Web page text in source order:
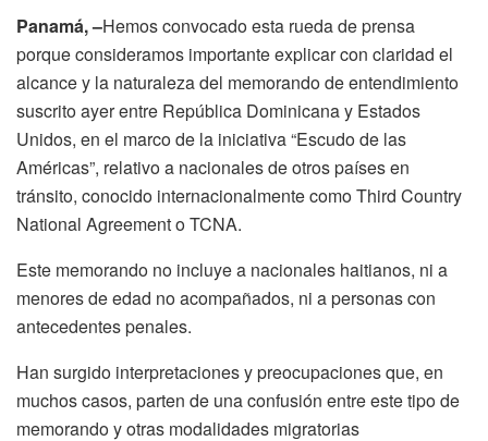
Panamá, –Hemos convocado esta rueda de prensa
porque consideramos importante explicar con claridad el
alcance y la naturaleza del memorando de entendimiento
suscrito ayer entre República Dominicana y Estados
Unidos, en el marco de la iniciativa “Escudo de las
Américas”, relativo a nacionales de otros países en
tránsito, conocido internacionalmente como Third Country
National Agreement o TCNA.
Este memorando no incluye a nacionales haitianos, ni a
menores de edad no acompañados, ni a personas con
antecedentes penales.
Han surgido interpretaciones y preocupaciones que, en
muchos casos, parten de una confusión entre este tipo de
memorando y otras modalidades migratorias